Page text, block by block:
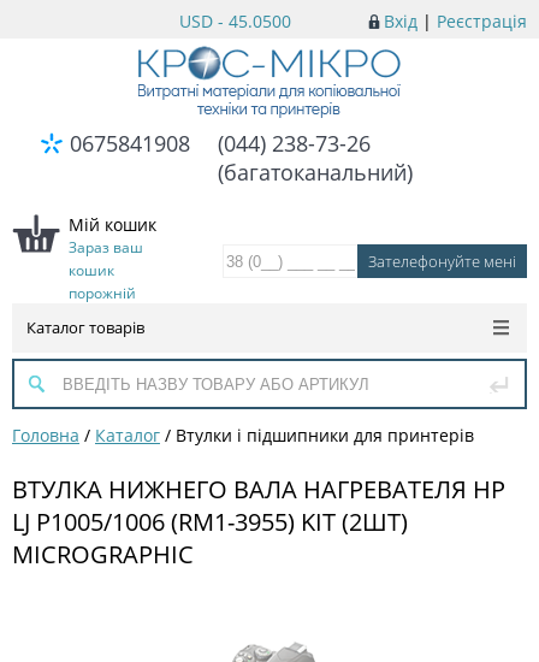
Вхід | Реєстрація
USD - 45.0500
0675841908
(044) 238-73-26
(багатоканальний)
Мій кошик
Зараз ваш
кошик
порожній
Каталог товарів
Головна / Каталог / Втулки і підшипники для принтерів
ВТУЛКА НИЖНЕГО ВАЛА НАГРЕВАТЕЛЯ HP
LJ P1005/1006 (RM1-3955) KIT (2ШТ)
MICROGRAPHIC